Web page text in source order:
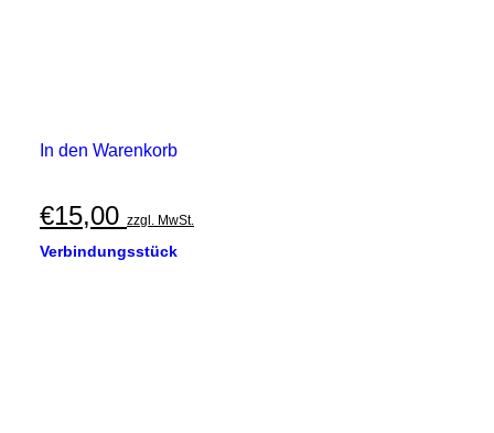
In den Warenkorb
€15,00 zzgl. MwSt.
Verbindungsstück